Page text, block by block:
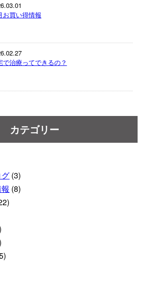
お買い得情報
で治療ってできるの？
カテゴリー
(3)
(8)